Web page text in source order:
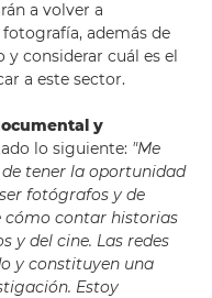
a volver a
además de
considerar cuál es el
a este sector.
y
lo siguiente: "Me
tener la oportunidad
fotógrafos y de
cómo contar historias
y del cine. Las redes
y constituyen una
Estoy